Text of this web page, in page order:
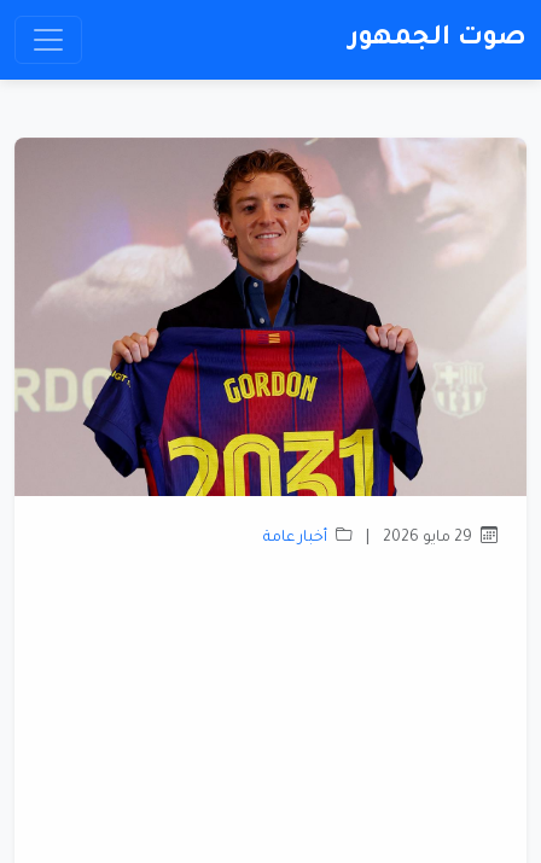
صوت الجمهور
أخبار عامة